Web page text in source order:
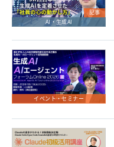
記事
AI・生成AI
イベント・セミナー